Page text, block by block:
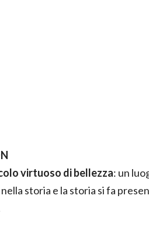
virtuoso di bellezza: un
storia e la storia si fa